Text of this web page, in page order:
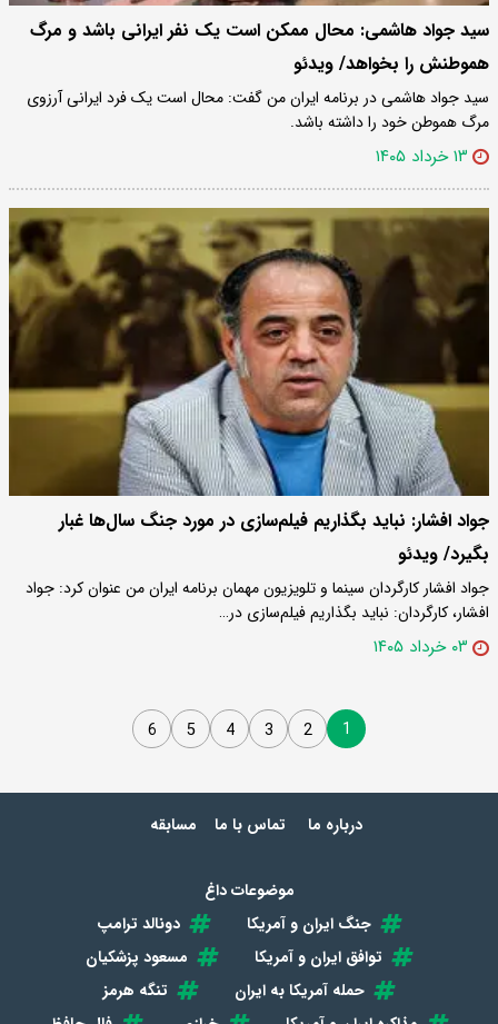
سید جواد هاشمی: محال ممکن است یک نفر ایرانی باشد و مرگ
هموطنش را بخواهد/ ویدئو
سید جواد هاشمی در برنامه ایران من گفت: محال است یک فرد ایرانی آرزوی
مرگ هموطن خود را داشته باشد.
۱۳ خرداد ۱۴۰۵
جواد افشار: نباید بگذاریم فیلم‌سازی در مورد جنگ سال‌ها غبار
بگیرد/ ویدئو
جواد افشار کارگردان سینما و تلویزیون مهمان برنامه ایران من عنوان کرد: جواد
افشار، کارگردان: نباید بگذاریم فیلم‌سازی در…
۰۳ خرداد ۱۴۰۵
1
2
3
4
5
6
درباره ما تماس با ما مسابقه
موضوعات داغ
جنگ ایران و آمریکا
دونالد ترامپ
توافق ایران و آمریکا
مسعود پزشکیان
حمله آمریکا به ایران
تنگه هرمز